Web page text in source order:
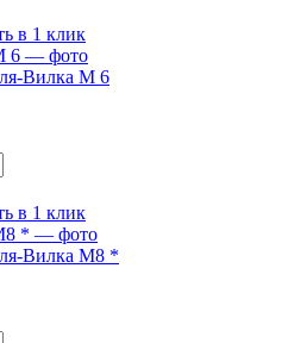
Вилка М 6
Вилка М8 *